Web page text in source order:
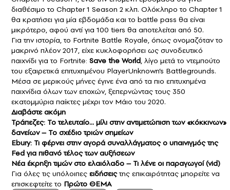
διαθέσιμο το Chapter 1 Season 2 κλπ. Ολόκληρο το Chapter 1
θα κρατήσει για μία εβδομάδα και το battle pass θα είναι
μικρότερο, αφού αντί για 100 tiers θα αποτελείται από 50.
Για την ιστορία, το Fortnite Battle Royale, όπως ονομαζόταν το
μακρινό πλέον 2017, είχε κυκλοφορήσει ως συνοδευτικό
παιχνίδι για το Fortnite: Save the World, λίγο μετά το ντεμπούτο
του εξαιρετικά επιτυχημένου PlayerUnknown’s Battlegrounds.
Μέσα σε μερικούς μήνες έγινε ένα από τα πιο επιτυχημένα
παιχνίδια όλων των εποχών, ξεπερνώντας τους 350
εκατομμύρια παίκτες μέχρι τον Μάιο του 2020.
Διαβάστε ακόμη
Τράπεζες: Το τελευταίο… μίλι στην αντιμετώπιση των «κόκκινων»
δανείων – Το σχέδιο τριών σημείων
Ebury: Τι φέρνει στην αγορά συναλλάγματος ο υπαινιγμός της
Fed για πιθανό τέλος των αυξήσεων
Νέα έκρηξη τιμών στο ελαιόλαδο – Τι λένε οι παραγωγοί (vid)
Για όλες τις υπόλοιπες ειδήσειςτης επικαιρότητας μπορείτε να
επισκεφτείτε το Πρώτο ΘΕΜΑ